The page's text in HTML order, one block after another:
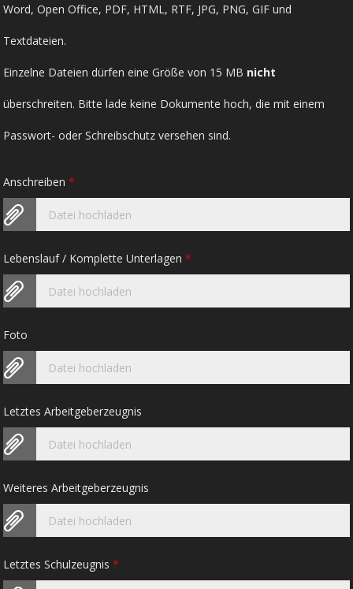
Word, Open Office, PDF, HTML, RTF, JPG, PNG, GIF und
Textdateien.
Einzelne Dateien dürfen eine Größe von 15 MB nicht
überschreiten. Bitte lade keine Dokumente hoch, die mit einem
Passwort- oder Schreibschutz versehen sind.
Anschreiben*
Datei hochladen
Lebenslauf / Komplette Unterlagen*
Datei hochladen
Foto
Datei hochladen
Letztes Arbeitgeberzeugnis
Datei hochladen
Weiteres Arbeitgeberzeugnis
Datei hochladen
Letztes Schulzeugnis*